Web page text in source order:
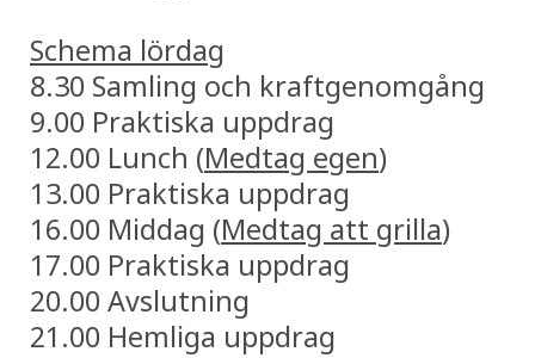
Schema lördag
8.30 Samling och kraftgenomgång
9.00 Praktiska uppdrag
12.00 Lunch (Medtag egen)
13.00 Praktiska uppdrag
16.00 Middag (Medtag att grilla)
17.00 Praktiska uppdrag
20.00 Avslutning
21.00 Hemliga uppdrag